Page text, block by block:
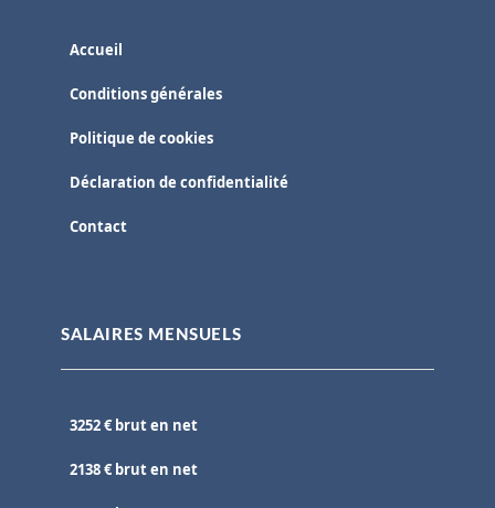
Accueil
Conditions générales
Politique de cookies
Déclaration de confidentialité
Contact
SALAIRES MENSUELS
3252 € brut en net
2138 € brut en net